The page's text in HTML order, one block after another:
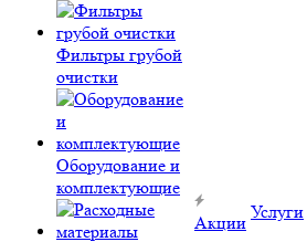
Фильтры грубой
очистки
Оборудование и
комплектующие
Акции
Услуги